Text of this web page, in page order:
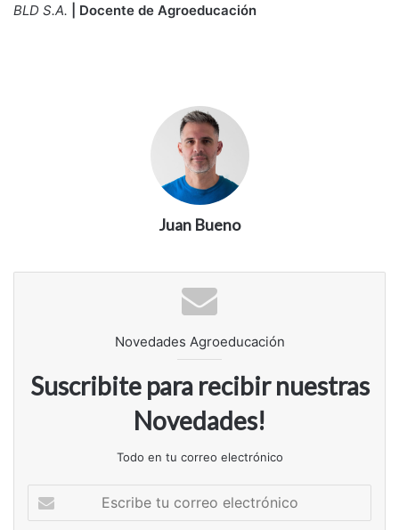
BLD S.A.
| Docente de Agroeducación
Juan Bueno
Novedades Agroeducación
Suscribite para recibir nuestras
Novedades!
Todo en tu correo electrónico